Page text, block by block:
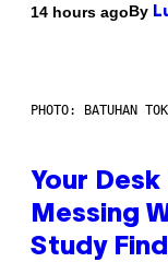
14 hours agoBy
PHOTO: BATUHAN
Your
Messing
Study